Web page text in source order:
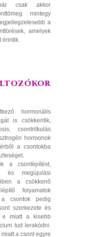
csak akkor
mintegy
a
amelyek
érintik.
hormonális
is csökkentik,
csontritkulás
hormonok
a csontokba
a csontépítést,
és megújulási
a csökkenő
folyamatok
a csontok pedig
szerkezete és
e miatt a kisebb
tud lerakódni.
a csont egyre